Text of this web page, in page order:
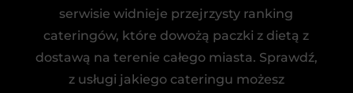
serwisie widnieje przejrzysty ranking
cateringów, które dowożą paczki z dietą z
dostawą na terenie całego miasta. Sprawdź,
z usługi jakiego cateringu możesz